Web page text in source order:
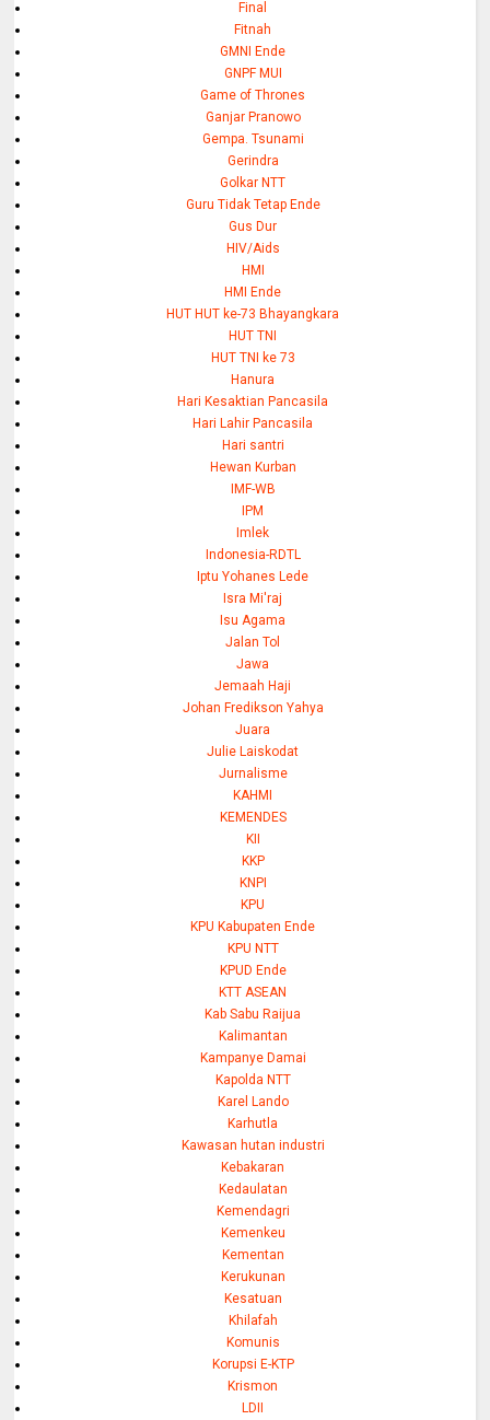
Final
Fitnah
GMNI Ende
GNPF MUI
Game of Thrones
Ganjar Pranowo
Gempa. Tsunami
Gerindra
Golkar NTT
Guru Tidak Tetap Ende
Gus Dur
HIV/Aids
HMI
HMI Ende
HUT HUT ke-73 Bhayangkara
HUT TNI
HUT TNI ke 73
Hanura
Hari Kesaktian Pancasila
Hari Lahir Pancasila
Hari santri
Hewan Kurban
IMF-WB
IPM
Imlek
Indonesia-RDTL
Iptu Yohanes Lede
Isra Mi'raj
Isu Agama
Jalan Tol
Jawa
Jemaah Haji
Johan Fredikson Yahya
Juara
Julie Laiskodat
Jurnalisme
KAHMI
KEMENDES
KII
KKP
KNPI
KPU
KPU Kabupaten Ende
KPU NTT
KPUD Ende
KTT ASEAN
Kab Sabu Raijua
Kalimantan
Kampanye Damai
Kapolda NTT
Karel Lando
Karhutla
Kawasan hutan industri
Kebakaran
Kedaulatan
Kemendagri
Kemenkeu
Kementan
Kerukunan
Kesatuan
Khilafah
Komunis
Korupsi E-KTP
Krismon
LDII